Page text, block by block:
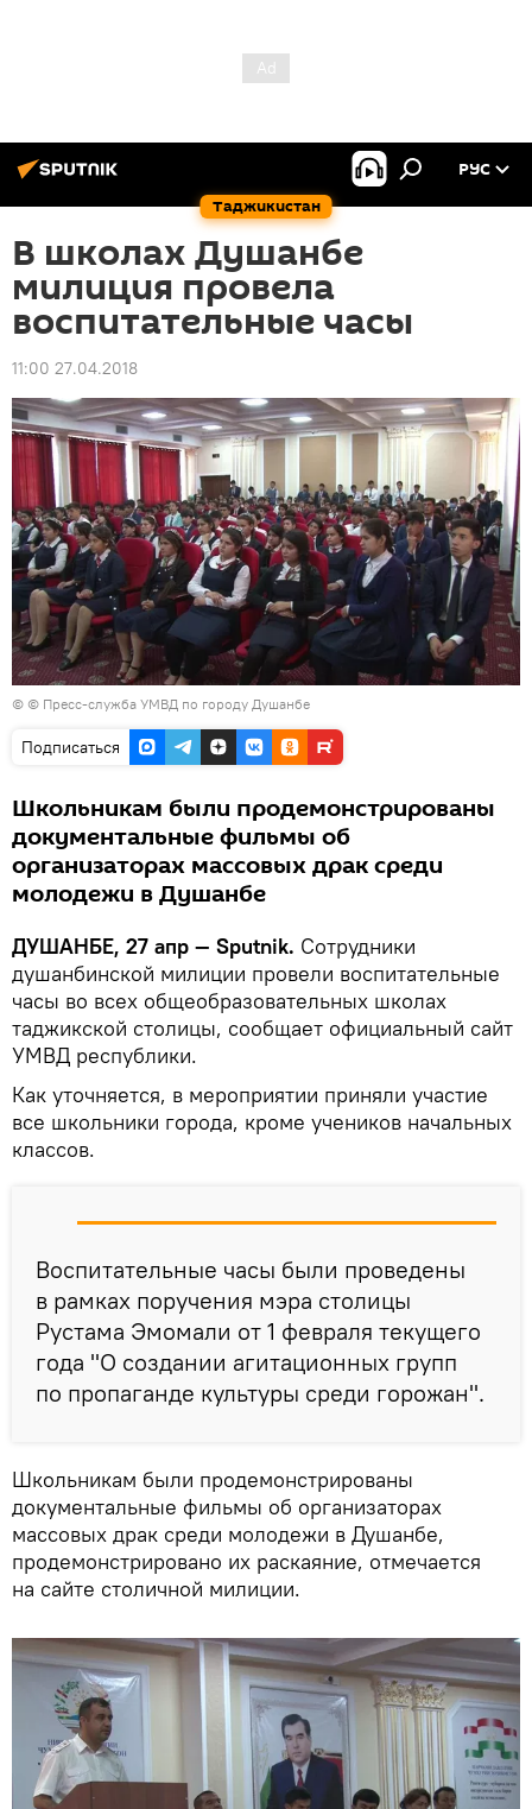
Таджикистан
РУС
В школах Душанбе
милиция провела
воспитательные часы
11:00 27.04.2018
© © Пресс-служба УМВД по городу Душанбе
Подписаться
Школьникам были продемонстрированы
документальные фильмы об
организаторах массовых драк среди
молодежи в Душанбе
ДУШАНБЕ, 27 апр — Sputnik. Сотрудники
душанбинской милиции провели воспитательные
часы во всех общеобразовательных школах
таджикской столицы, сообщает официальный сайт
УМВД республики.
Как уточняется, в мероприятии приняли участие
все школьники города, кроме учеников начальных
классов.
Воспитательные часы были проведены
в рамках поручения мэра столицы
Рустама Эмомали от 1 февраля текущего
года "О создании агитационных групп
по пропаганде культуры среди горожан".
Школьникам были продемонстрированы
документальные фильмы об организаторах
массовых драк среди молодежи в Душанбе,
продемонстрировано их раскаяние, отмечается
на сайте столичной милиции.